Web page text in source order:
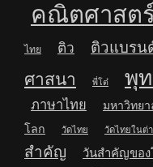
คณิตศาสต
ไทย ติว ติวแบรน
ศาสนา
พี่โต๋ พุ
ภาษาไทย มหาวิทยา
โลก
วัดไทย วัดไทยในต่
สำคัญ
วันสำคัญของ